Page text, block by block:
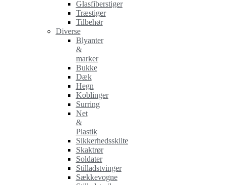
Glasfiberstiger
Træstiger
Tilbehør
Diverse
Blyanter
&
marker
Bukke
Dæk
Hegn
Koblinger
Surring
Net
&
Plastik
Sikkerhedsskilte
Skaktrør
Soldater
Stilladstvinger
Sækkevogne